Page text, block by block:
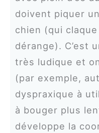
doivent piquer
chien (qui
dérange). C’est
très ludique et
(par exemple,
dyspraxique à
à bouger plus
développe la